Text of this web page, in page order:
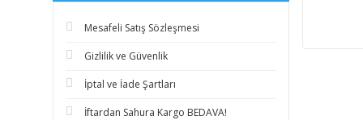
Mesafeli Satış Sözleşmesi
Gizlilik ve Güvenlik
İptal ve İade Şartları
İftardan Sahura Kargo BEDAVA!